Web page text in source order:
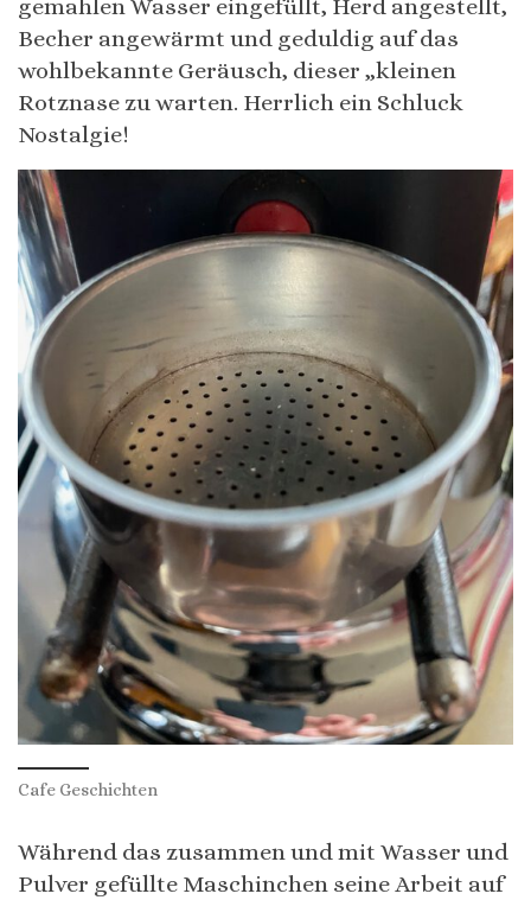
gemahlen Wasser eingefüllt, Herd angestellt,
Becher angewärmt und geduldig auf das
wohlbekannte Geräusch, dieser „kleinen
Rotznase zu warten. Herrlich ein Schluck
Nostalgie!
Cafe Geschichten
Während das zusammen und mit Wasser und
Pulver gefüllte Maschinchen seine Arbeit auf